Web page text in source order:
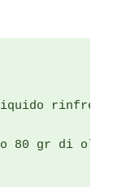
80 gr di olio